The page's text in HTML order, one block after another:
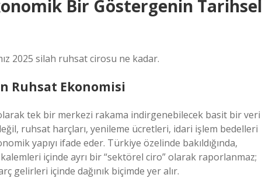
Bir Göstergenin Tarihsel
2025 silah ruhsat cirosu ne kadar.
Ruhsat Ekonomisi
tek bir merkezi rakama indirgenebilecek basit bir veri
ruhsat harçları, yenileme ücretleri, idari işlem bedelleri
yapıyı ifade eder. Türkiye özelinde bakıldığında,
içinde ayrı bir “sektörel ciro” olarak raporlanmaz;
gelirleri içinde dağınık biçimde yer alır.